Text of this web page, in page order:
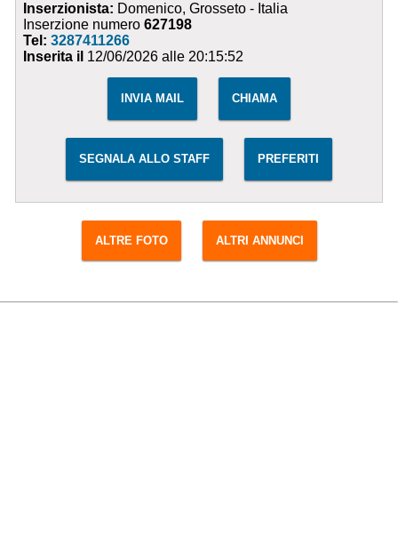
Inserzionista: Domenico, Grosseto - Italia
Inserzione numero627198
Tel:3287411266
Inserita il 12/06/2026 alle 20:15:52
INVIA MAIL CHIAMA
SEGNALA ALLO STAFF PREFERITI
ALTRE FOTO ALTRI ANNUNCI